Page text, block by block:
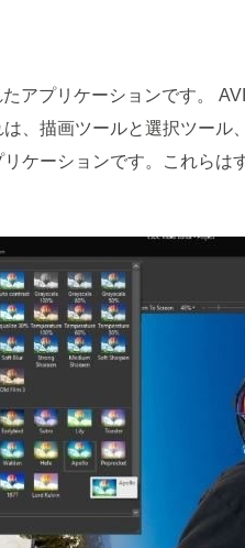
アプリケーションです。
、描画ツールと選択ツー
ケーションです。これら